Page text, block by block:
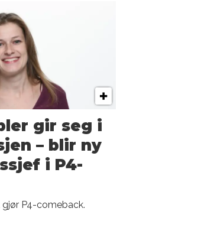
gir seg i
– blir ny
i P4-
P4-comeback.